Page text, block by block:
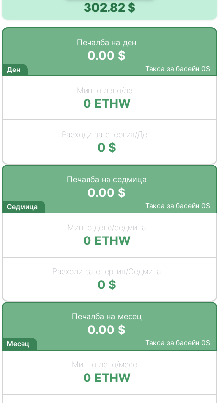
302.82 $
Печалба на ден
0.00 $
Ден Такса за басейн 0$
Минно дело/ден
0 ETHW
Разходи за енергия/Ден
0 $
Печалба на седмица
0.00 $
Седмица Такса за басейн 0$
Минно дело/седмица
0 ETHW
Разходи за енергия/Седмица
0 $
Печалба на месец
0.00 $
Месец Такса за басейн 0$
Минно дело/месец
0 ETHW